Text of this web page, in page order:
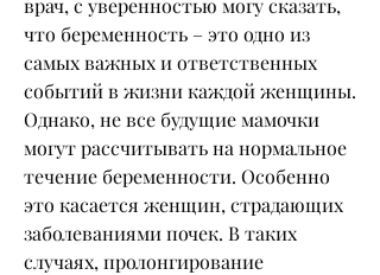
врач, с уверенностью могу сказать,
что беременность – это одно из
самых важных и ответственных
событий в жизни каждой женщины.
Однако, не все будущие мамочки
могут рассчитывать на нормальное
течение беременности. Особенно
это касается женщин, страдающих
заболеваниями почек. В таких
случаях, пролонгирование